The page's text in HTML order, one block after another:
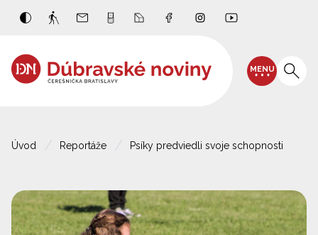
MENU
Úvod Reportáže Psíky predviedli svoje schopnosti